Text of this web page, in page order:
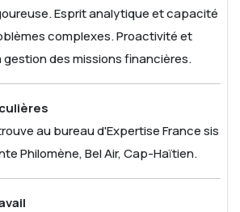
Esprit analytique et capacité
complexes.Proactivité et
des missions financières.
au bureau d'Expertise France sis
Philomène, Bel Air, Cap-Haïtien.